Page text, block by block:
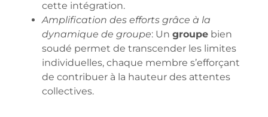
cette intégration.
Amplification des efforts grâce à la
dynamique de groupe: Un groupe bien
soudé permet de transcender les limites
individuelles, chaque membre s’efforçant
de contribuer à la hauteur des attentes
collectives.